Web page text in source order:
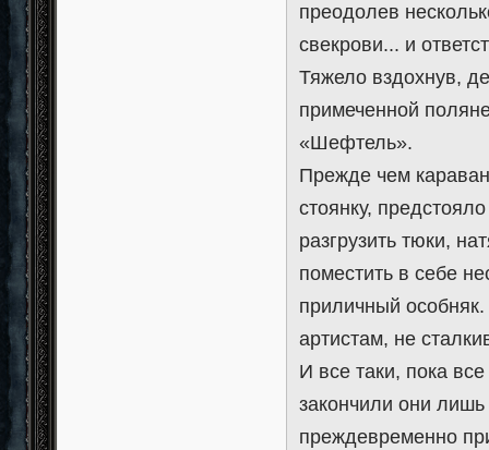
преодолев
свекрови... и
Тяжело вздохнув,
примеченной
«Шефтель».
Прежде чем
стоянку,
разгрузить тюки,
поместить в себе
приличный
артистам, не
И все таки, пока
закончили они
преждевременно